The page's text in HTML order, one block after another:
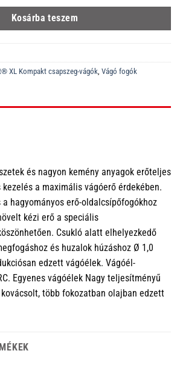
Kosárba teszem
XL Kompakt csapszeg-vágók Vágó fogók
és nagyon kemény anyagok erőteljes
a maximális vágóerő érdekében.
hagyományos erő-oldalcsípőfogókhoz
kézi erő a speciális
Csukló alatt elhelyezkedő
és huzalok húzáshoz Ø 1,0
edzett vágóélek. Vágóél-
Egyenes vágóélek Nagy teljesítményű
több fokozatban olajban edzett